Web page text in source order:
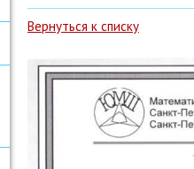
Вернуться к списку